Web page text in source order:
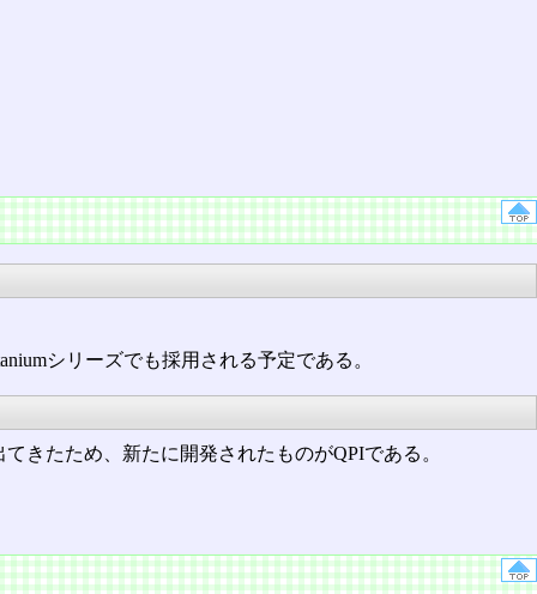
シリーズでも採用される予定である。
きたため、新たに開発されたものがQPIである。